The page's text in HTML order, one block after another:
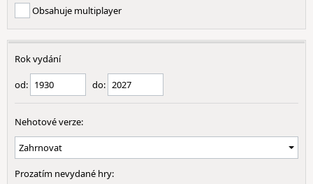
Obsahuje multiplayer
Rok vydání
od: do:
Nehotové verze:
Prozatím nevydané hry: